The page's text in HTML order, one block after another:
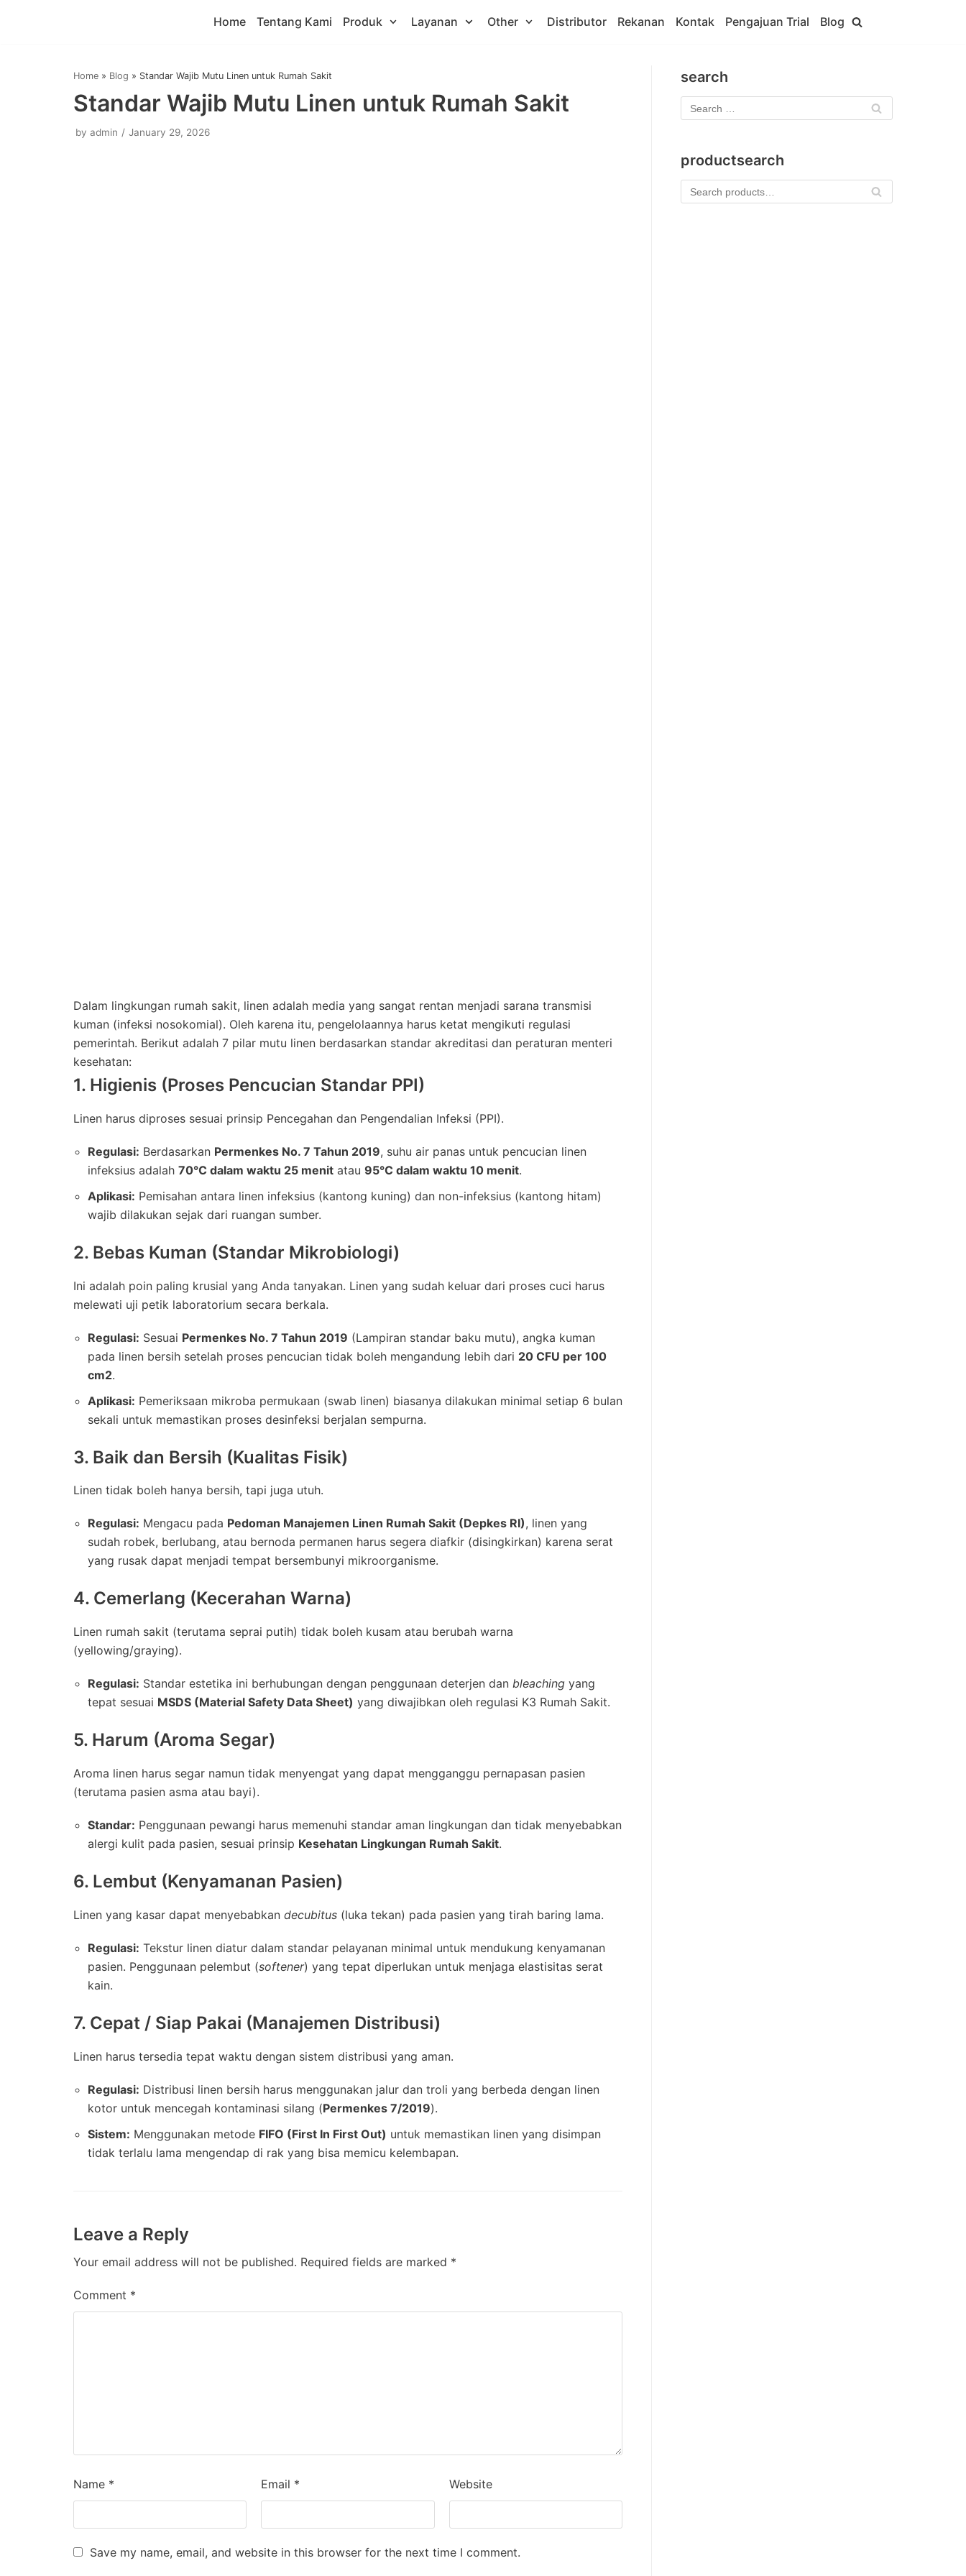
Home Tentang Kami Produk Layanan Other Distributor Rekanan Kontak Pengajuan Trial Blog
Home » Blog » Standar Wajib Mutu Linen untuk Rumah Sakit
Standar Wajib Mutu Linen untuk Rumah Sakit
by admin January 29, 2026
Dalam lingkungan rumah sakit, linen adalah media yang sangat rentan menjadi sarana transmisi
kuman (infeksi nosokomial). Oleh karena itu, pengelolaannya harus ketat mengikuti regulasi
pemerintah. Berikut adalah 7 pilar mutu linen berdasarkan standar akreditasi dan peraturan menteri
kesehatan:
1. Higienis (Proses Pencucian Standar PPI)
Linen harus diproses sesuai prinsip Pencegahan dan Pengendalian Infeksi (PPI).
Regulasi: Berdasarkan Permenkes No. 7 Tahun 2019, suhu air panas untuk pencucian linen
infeksius adalah 70°C dalam waktu 25 menit atau 95°C dalam waktu 10 menit.
Aplikasi: Pemisahan antara linen infeksius (kantong kuning) dan non-infeksius (kantong hitam)
wajib dilakukan sejak dari ruangan sumber.
2. Bebas Kuman (Standar Mikrobiologi)
Ini adalah poin paling krusial yang Anda tanyakan. Linen yang sudah keluar dari proses cuci harus
melewati uji petik laboratorium secara berkala.
Regulasi: Sesuai Permenkes No. 7 Tahun 2019 (Lampiran standar baku mutu), angka kuman
pada linen bersih setelah proses pencucian tidak boleh mengandung lebih dari 20 CFU per 100
cm2.
Aplikasi: Pemeriksaan mikroba permukaan (swab linen) biasanya dilakukan minimal setiap 6 bulan
sekali untuk memastikan proses desinfeksi berjalan sempurna.
3. Baik dan Bersih (Kualitas Fisik)
Linen tidak boleh hanya bersih, tapi juga utuh.
Regulasi: Mengacu pada Pedoman Manajemen Linen Rumah Sakit (Depkes RI), linen yang
sudah robek, berlubang, atau bernoda permanen harus segera diafkir (disingkirkan) karena serat
yang rusak dapat menjadi tempat bersembunyi mikroorganisme.
4. Cemerlang (Kecerahan Warna)
Linen rumah sakit (terutama seprai putih) tidak boleh kusam atau berubah warna
(yellowing/graying).
Regulasi: Standar estetika ini berhubungan dengan penggunaan deterjen dan bleaching yang
tepat sesuai MSDS (Material Safety Data Sheet) yang diwajibkan oleh regulasi K3 Rumah Sakit.
5. Harum (Aroma Segar)
Aroma linen harus segar namun tidak menyengat yang dapat mengganggu pernapasan pasien
(terutama pasien asma atau bayi).
Standar: Penggunaan pewangi harus memenuhi standar aman lingkungan dan tidak menyebabkan
alergi kulit pada pasien, sesuai prinsip Kesehatan Lingkungan Rumah Sakit.
6. Lembut (Kenyamanan Pasien)
Linen yang kasar dapat menyebabkan decubitus (luka tekan) pada pasien yang tirah baring lama.
Regulasi: Tekstur linen diatur dalam standar pelayanan minimal untuk mendukung kenyamanan
pasien. Penggunaan pelembut (softener) yang tepat diperlukan untuk menjaga elastisitas serat
kain.
7. Cepat / Siap Pakai (Manajemen Distribusi)
Linen harus tersedia tepat waktu dengan sistem distribusi yang aman.
Regulasi: Distribusi linen bersih harus menggunakan jalur dan troli yang berbeda dengan linen
kotor untuk mencegah kontaminasi silang (Permenkes 7/2019).
Sistem: Menggunakan metode FIFO (First In First Out) untuk memastikan linen yang disimpan
tidak terlalu lama mengendap di rak yang bisa memicu kelembapan.
Leave a Reply
Your email address will not be published. Required fields are marked *
Comment *
Name * Email * Website
Save my name, email, and website in this browser for the next time I comment.
search
productsearch
Se